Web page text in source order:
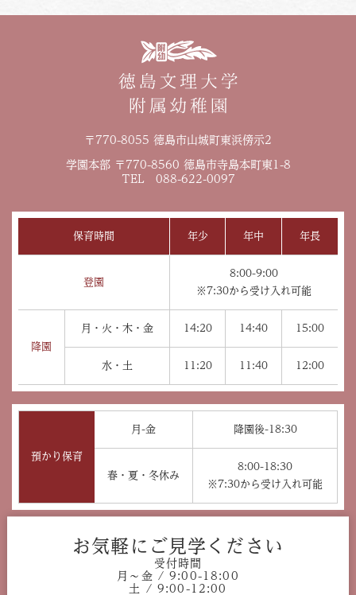
〒770-8055 徳島市山城町東浜傍示2
学園本部 〒770-8560 徳島市寺島本町東1-8
TEL 088-622-0097
保育時間 年少 年中 年長
登園
8:00-9:00
※7:30から受け入れ可能
降園
月・火・木・金 14:20 14:40 15:00
水・土 11:20 11:40 12:00
預かり保育
月-金 降園後-18:30
春・夏・冬休み
8:00-18:30
※7:30から受け入れ可能
お気軽にご見学ください
受付時間
月〜金 / 9:00-18:00
土 / 9:00-12:00